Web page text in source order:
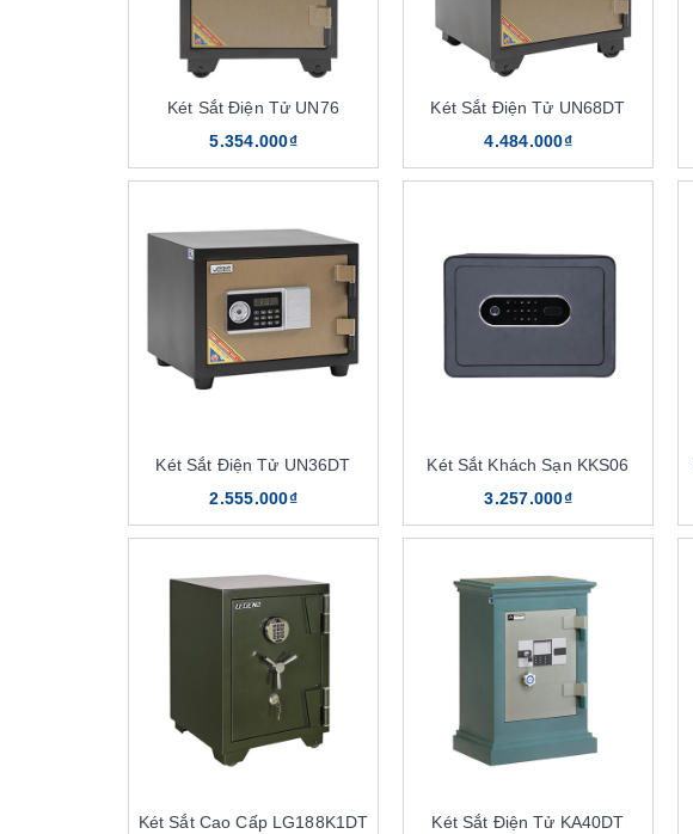
Két Sắt Điện Tử UN76
5.354.000₫
Két Sắt Điện Tử UN68DT
4.484.000₫
Két Sắt Điện Tử UN36DT
2.555.000₫
Két Sắt Khách Sạn KKS06
3.257.000₫
Két Sắt Cao Cấp LG188K1DT
Két Sắt Điện Tử KA40DT